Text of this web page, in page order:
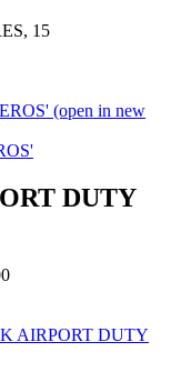
15
(open in new
DUTY
AIRPORT DUTY